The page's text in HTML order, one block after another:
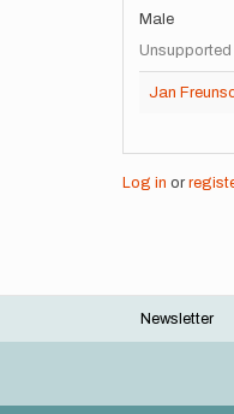
Male
Unsupported
Jan
Log in or
Footer
Newsletter